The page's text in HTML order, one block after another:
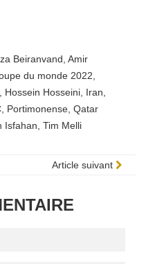
Beiranvand Amir
du monde 2022
Hossein Hosseini Iran
Portimonense Qatar
Isfahan Tim Melli
Article suivant